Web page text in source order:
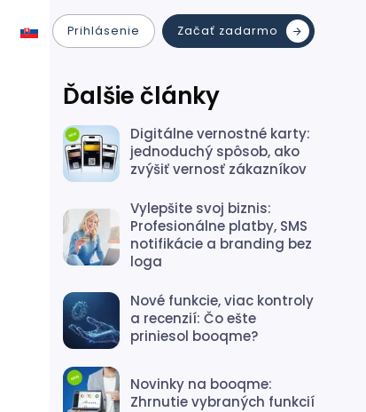
Prihlásenie Začať zadarmo
Ďalšie články
Digitálne vernostné karty:
jednoduchý spôsob, ako
zvýšiť vernosť zákazníkov
Vylepšite svoj biznis:
Profesionálne platby, SMS
notifikácie a branding bez
loga
Nové funkcie, viac kontroly
a recenzií: Čo ešte
priniesol booqme?
Novinky na booqme:
Zhrnutie vybraných funkcií